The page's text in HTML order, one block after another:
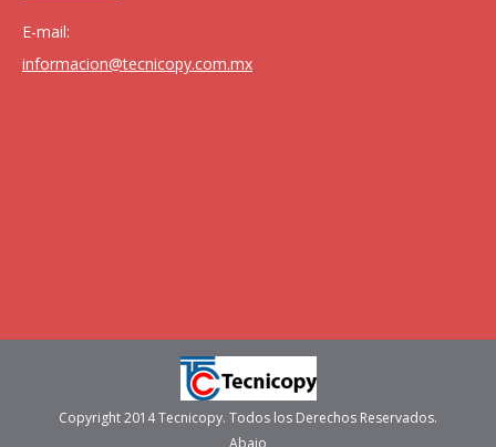
E-mail:
informacion@tecnicopy.com.mx
Copyright 2014 Tecnicopy. Todos los Derechos Reservados.
Abajo